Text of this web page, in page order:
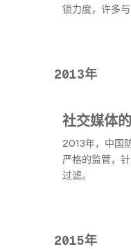
锁力度，许多
2013年
社交媒体
2013年，中国
严格的监管，
过滤。
2015年